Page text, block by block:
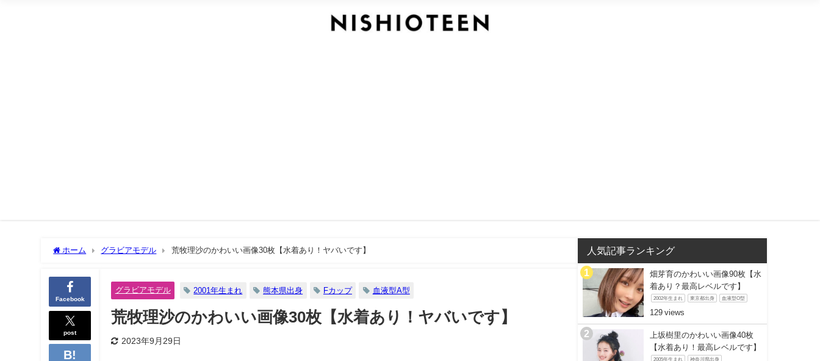
ホーム グラビアモデル 荒牧理沙のかわいい画像30枚【水着あり！ヤバいです】
Facebook
post
グラビアモデル 2001年生まれ 熊本県出身 Fカップ 血液型A型
荒牧理沙のかわいい画像30枚【水着あり！ヤバいです】
2023年9月29日
人気記事ランキング
畑芽育のかわいい画像90枚【水
着あり？最高レベルです】
2002年生まれ 東京都出身 血液型O型
129
上坂樹里のかわいい画像40枚
【水着あり！最高レベルです】
2005年生まれ 神奈川県出身